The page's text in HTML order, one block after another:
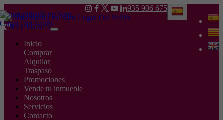
935 906 675
935 906 675
Toggle
Inicio
Comprar
Alquilar
Traspaso
Promociones
Vende tu inmueble
Nosotros
Servicios
Contacto